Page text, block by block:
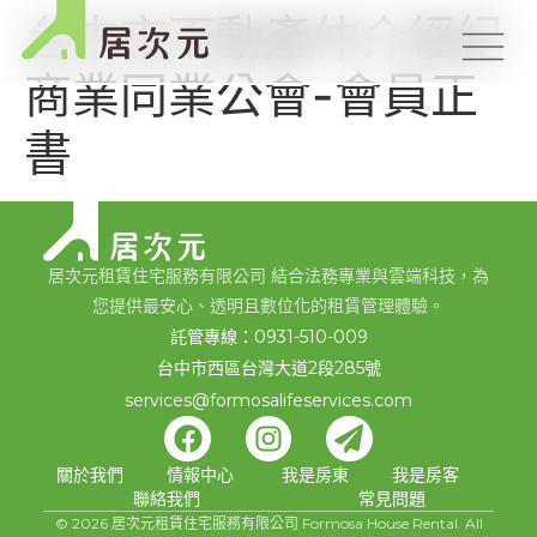
台中市不動產仲介經紀
商業同業公會-會員正
書
居次元租賃住宅服務有限公司 結合法務專業與雲端科技，為
您提供最安心、透明且數位化的租賃管理體驗。
託管專線：0931-510-009
台中市西區台灣大道2段285號
services@formosalifeservices.com
關於我們
情報中心
聯絡我們
我是房東
我是房客
常見問題
© 2026 居次元租賃住宅服務有限公司 Formosa House Rental. All